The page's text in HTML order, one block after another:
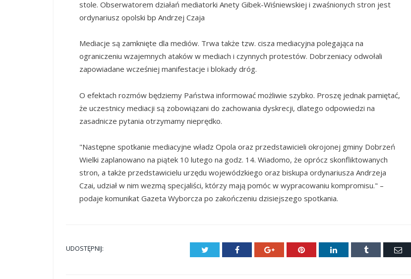
stole. Obserwatorem działań mediatorki Anety Gibek-Wiśniewskiej i zwaśnionych stron jest
ordynariusz opolski bp Andrzej Czaja
Mediacje są zamknięte dla mediów. Trwa także tzw. cisza mediacyjna polegająca na
ograniczeniu wzajemnych ataków w mediach i czynnych protestów. Dobrzeniacy odwołali
zapowiadane wcześniej manifestacje i blokady dróg.
O efektach rozmów będziemy Państwa informować możliwie szybko. Proszę jednak pamiętać,
że uczestnicy mediacji są zobowiązani do zachowania dyskrecji, dlatego odpowiedzi na
zasadnicze pytania otrzymamy nieprędko.
"Następne spotkanie mediacyjne władz Opola oraz przedstawicieli okrojonej gminy Dobrzeń
Wielki zaplanowano na piątek 10 lutego na godz. 14. Wiadomo, że oprócz skonfliktowanych
stron, a także przedstawicielu urzędu wojewódzkiego oraz biskupa ordynariusza Andrzeja
Czai, udział w nim wezmą specjaliści, którzy mają pomóc w wypracowaniu kompromisu." –
podaje komunikat Gazeta Wyborcza po zakończeniu dzisiejszego spotkania.
UDOSTĘPNIJ: Twitter Facebook Google+ Pinterest LinkedIn Tumblr
E-